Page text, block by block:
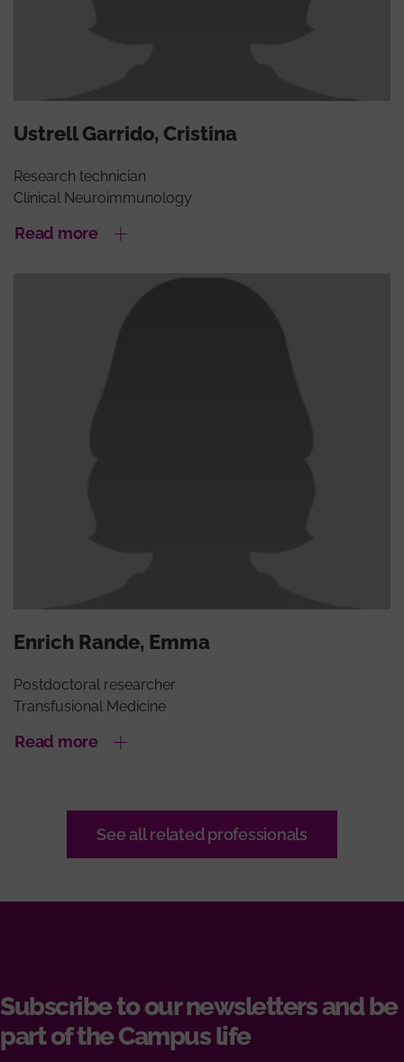
Ustrell Garrido, Cristina
Research technician
Clinical Neuroimmunology
Read more
Enrich Rande, Emma
Postdoctoral researcher
Transfusional Medicine
Read more
See all related professionals
Subscribe to our newsletters and be
part of the Campus life